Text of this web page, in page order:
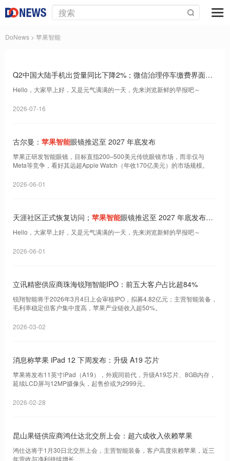
DoNews > 苹果智能
Q2中国大陆手机出货量同比下降2%；微信治理停车缴费界面广
告；苹果 Apple 智能通过备案｜Do早报
Hello，大家早上好，又是元气满满的一天，先来浏览新鲜的早报吧～
2026-07-16
古尔曼： 苹果智能眼镜推迟至 2027 年底发布
苹果正研发智能眼镜，目标直指200–500美元传统眼镜市场，而非仅与
Meta等竞争，看好其远超Apple Watch（年收170亿美元）的市场规模。
2026-06-01
天涯社区正式恢复访问； 苹果智能眼镜推迟至 2027 年底发布；
《给阿嬷的情书》登顶 5 月票房｜Do早报
Hello，大家早上好，又是元气满满的一天，先来浏览新鲜的早报吧～
2026-06-01
立讯精密供应商珠海锐翔智能IPO：前五大客户占比超84%
锐翔智能将于2026年3月4日上会审核IPO，拟募4.82亿元；主营智能装备，
毛利率稳定但客户集中度高，苹果产业链收入超50%。
2026-03-02
消息称苹果 iPad 12 下周发布：升级 A19 芯片
苹果将发布11英寸iPad（A19），外观同前代，升级A19芯片、8GB内存，
延续LCD屏与12MP摄像头，起售价或为2999元。
2026-02-28
昆山果链供应商鸿仕达北交所上会：超六成收入依赖苹果
鸿仕达将于1月30日北交所上会，主营智能装备，客户高度依赖苹果，近三
年营收与净利持续增长。